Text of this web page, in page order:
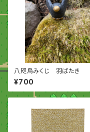
八咫烏みくじ 羽ばたき
¥700